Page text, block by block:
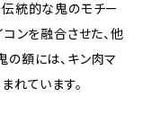
統的な鬼のモチー
コンを融合させた、他
額には、キン肉マ
れています。